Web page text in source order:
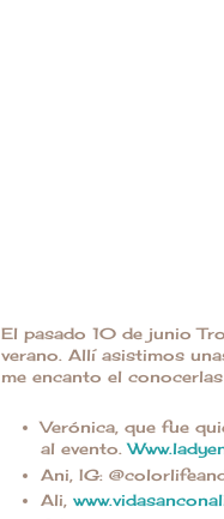
El pasado 10 de junio
verano. Allí asistimos
me encanto el
Verónica, que fue
al evento.
Ani, IG:
Ali,